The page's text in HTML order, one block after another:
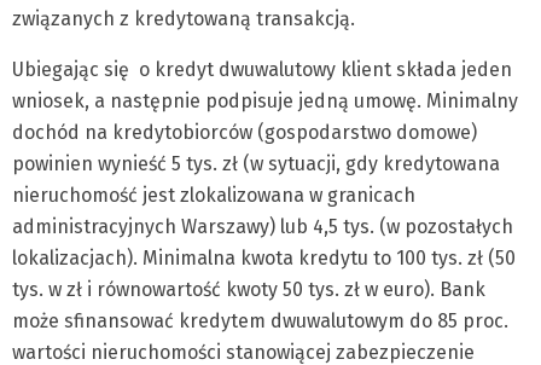
związanych z kredytowaną transakcją.
Ubiegając się o kredyt dwuwalutowy klient składa jeden
wniosek, a następnie podpisuje jedną umowę. Minimalny
dochód na kredytobiorców (gospodarstwo domowe)
powinien wynieść 5 tys. zł (w sytuacji, gdy kredytowana
nieruchomość jest zlokalizowana w granicach
administracyjnych Warszawy) lub 4,5 tys. (w pozostałych
lokalizacjach). Minimalna kwota kredytu to 100 tys. zł (50
tys. w zł i równowartość kwoty 50 tys. zł w euro). Bank
może sfinansować kredytem dwuwalutowym do 85 proc.
wartości nieruchomości stanowiącej zabezpieczenie